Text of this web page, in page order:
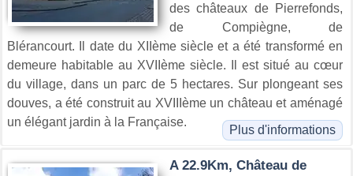
des châteaux de Pierrefonds,
de Compiègne, de
Blérancourt. Il date du XIIème siècle et a été transformé en
demeure habitable au XVIIème siècle. Il est situé au cœur
du village, dans un parc de 5 hectares. Sur plongeant ses
douves, a été construit au XVIIIème un château et aménagé
un élégant jardin à la Française.
Plus d'informations
A 22.9Km, Château de